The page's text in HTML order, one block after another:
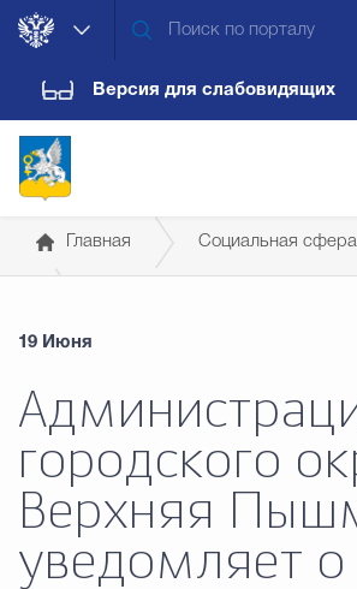
Версия для слабовидящих
Новости
Главная Социальная сфера
19 Июня
городского
Верхняя
уведомляет о